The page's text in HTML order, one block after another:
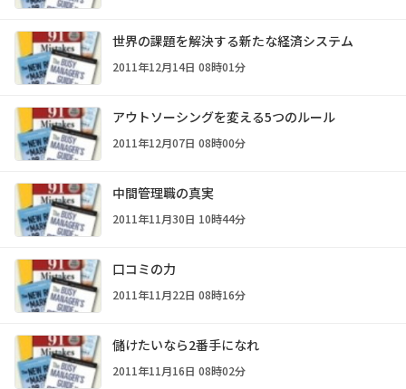
世界の課題を解決する新たな経済システム
2011年12月14日 08時01分
アウトソーシングを変える5つのルール
2011年12月07日 08時00分
中間管理職の真実
2011年11月30日 10時44分
口コミの力
2011年11月22日 08時16分
儲けたいなら2番手になれ
2011年11月16日 08時02分